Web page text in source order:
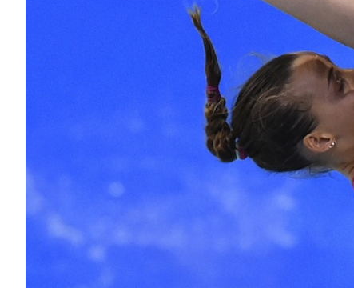
Altrecose
Mondiali calcio 2026
SHOP